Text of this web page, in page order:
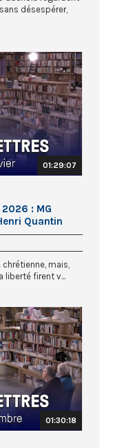
désespérer,
01:29:07
: MG
Quantin
mais,
liberté firent v...
01:30:18